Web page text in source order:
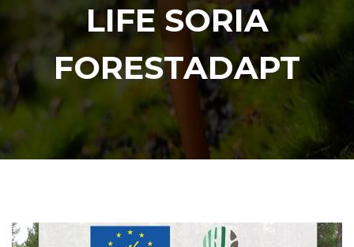
LIFE SORIA
FORESTADAPT